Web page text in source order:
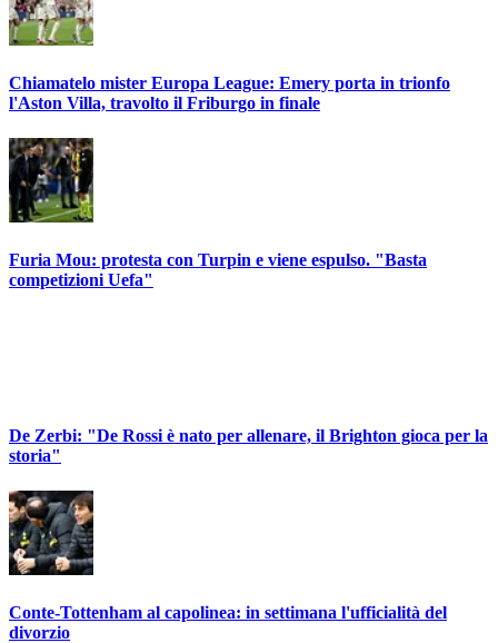
Chiamatelo mister Europa League: Emery porta in trionfo
l'Aston Villa, travolto il Friburgo in finale
Furia Mou: protesta con Turpin e viene espulso. "Basta
competizioni Uefa"
De Zerbi: "De Rossi è nato per allenare, il Brighton gioca per la
storia"
Conte-Tottenham al capolinea: in settimana l'ufficialità del
divorzio